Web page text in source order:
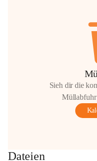
anrainer-
Bei Fragen, Anliegen oder
Wartungsarbeiten
Sieh dir die
Müllabfuhr
Dateien